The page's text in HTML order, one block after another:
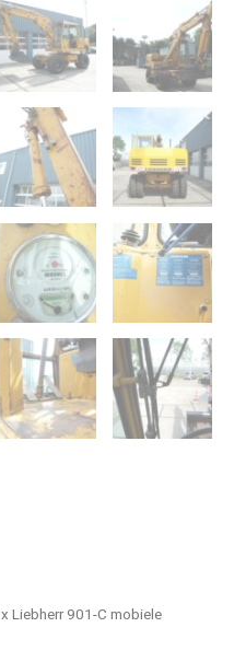
Liebherr 901-C mobiele